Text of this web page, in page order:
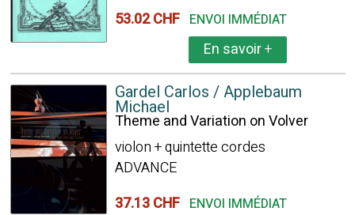
53.02 CHF ENVOI IMMÉDIAT
En savoir+
Gardel Carlos / Applebaum
Michael
Theme and Variation on Volver
violon + quintette cordes
ADVANCE
37.13 CHF ENVOI IMMÉDIAT